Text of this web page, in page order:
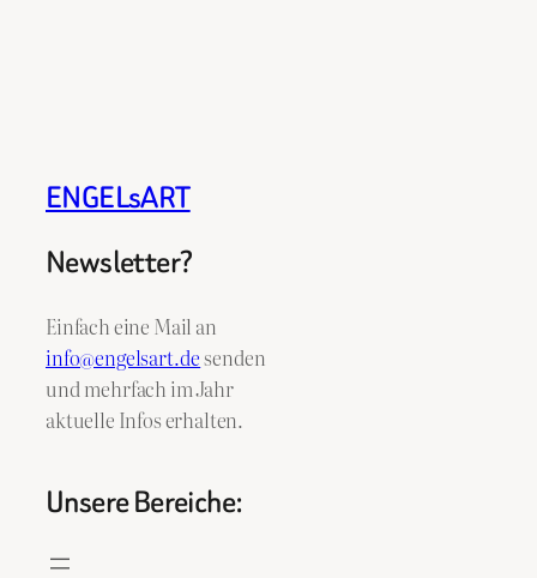
ENGELsART
Newsletter?
Einfach eine Mail an
info@engelsart.desenden
und mehrfach im Jahr
aktuelle Infos erhalten.
Unsere Bereiche: